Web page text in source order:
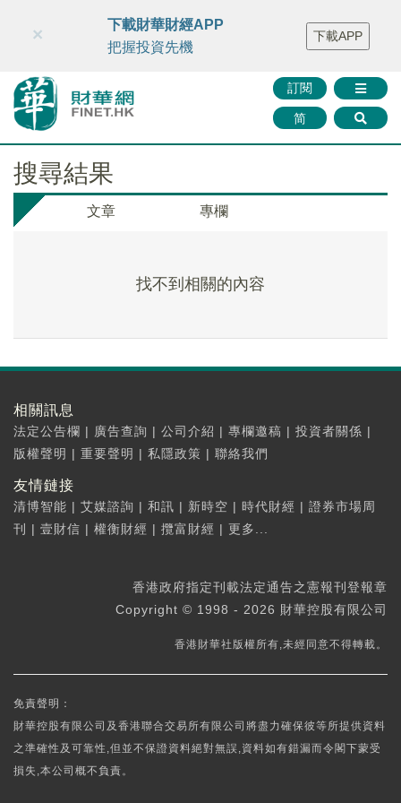
財華智庫網 FINTV FINMETA 財華證券 媒體矩陣
智庫沙龍
聯絡我們
訂閱
简
×
下載財華財經APP
把握投資先機
下載APP
搜尋結果
文章 專欄
找不到相關的內容
相關訊息
法定公告欄 | 廣告查詢 | 公司介紹 | 專欄邀稿 | 投資者關係 |
版權聲明 | 重要聲明 | 私隱政策 | 聯絡我們
友情鏈接
清博智能 | 艾媒諮詢 | 和訊 | 新時空 | 時代財經 | 證券市場周
刊
| 壹財信 | 權衡財經 | 攬富財經 | 更多...
香港政府指定刊載法定通告之憲報刊登報章
Copyright © 1998 - 2026 財華控股有限公司
香港財華社版權所有,未經同意不得轉載。
免責聲明：
財華控股有限公司及香港聯合交易所有限公司將盡力確保彼等所提供資料
之準確性及可靠性,但並不保證資料絕對無誤,資料如有錯漏而令閣下蒙受
損失,本公司概不負責。